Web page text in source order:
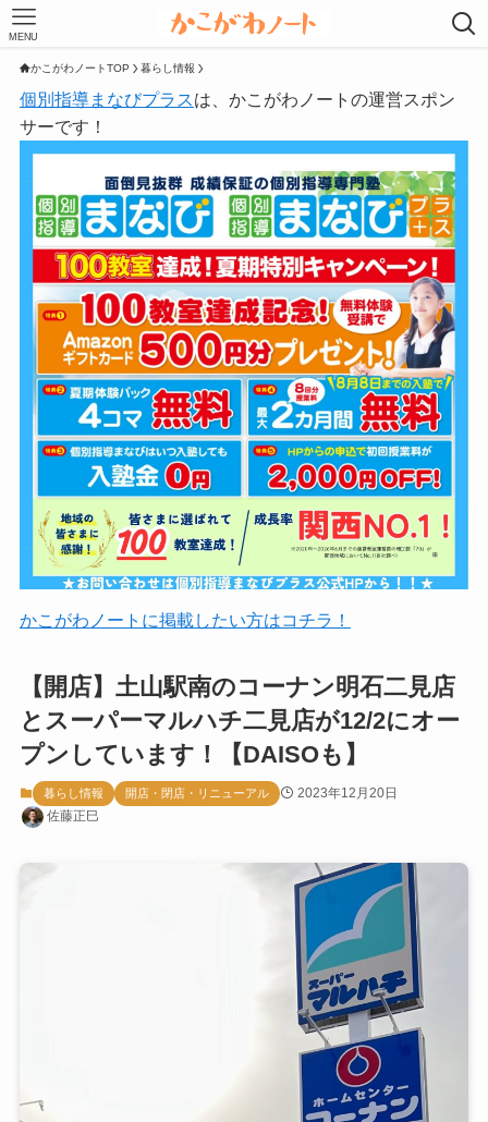
MENU
かこがわノートTOP 暮らし情報
個別指導まなびプラスは、かこがわノートの運営スポン
サーです！
かこがわノートに掲載したい方はコチラ！
【開店】土山駅南のコーナン明石二見店
とスーパーマルハチ二見店が12/2にオー
プンしています！【DAISOも】
暮らし情報 開店・閉店・リニューアル
2023年12月20日
佐藤正巳